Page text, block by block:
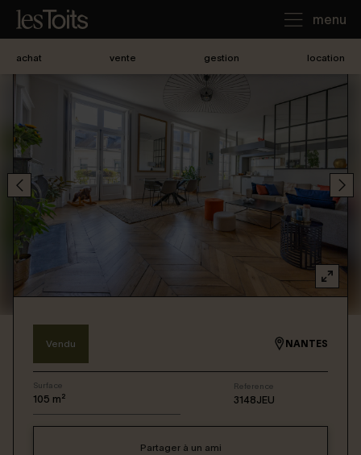
menu
Je loue
Je vends
Connexion / Inscription
achat vente gestion location
Vendu NANTES
Surface
105 m²
Reference
3148JEU
Partager à un ami